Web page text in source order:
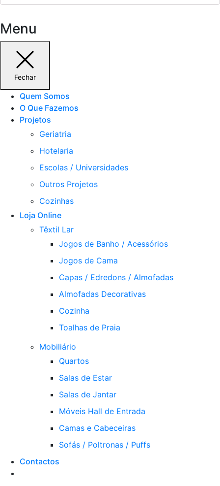
Menu
Fechar
Quem Somos
O Que Fazemos
Projetos
Geriatria
Hotelaria
Escolas / Universidades
Outros Projetos
Cozinhas
Loja Online
Têxtil Lar
Jogos de Banho / Acessórios
Jogos de Cama
Capas / Edredons / Almofadas
Almofadas Decorativas
Cozinha
Toalhas de Praia
Mobiliário
Quartos
Salas de Estar
Salas de Jantar
Móveis Hall de Entrada
Camas e Cabeceiras
Sofás / Poltronas / Puffs
Contactos